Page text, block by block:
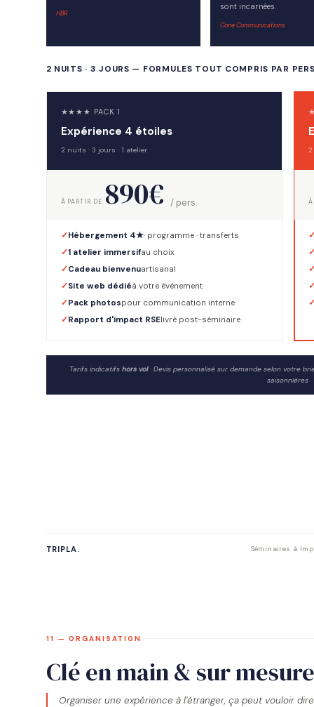
HBR
sont incarnées.
Cone Communications
2 NUITS · 3 JOURS — FORMULES TOUT COMPRIS PAR
★★★★ PACK 1
Expérience 4 étoiles
2 nuits · 3 jours · 1 atelier
À PARTIR DE 890€ / pers.
Hébergement 4★· programme · transferts
1 atelier immersifau choix
Cadeau bienvenuartisanal
Site web dédiéà votre événement
Pack photospour communication interne
Rapport d'impact RSElivré post-séminaire
2
À
Tarifs indicatifs hors vol· Devis personnalisé sur demande selon votre
saisonnières
TRIPLA. Séminaires à
11 — ORGANISATION
Clé en main & sur mesure
Organiser une expérience à l'étranger, ça peut vouloir